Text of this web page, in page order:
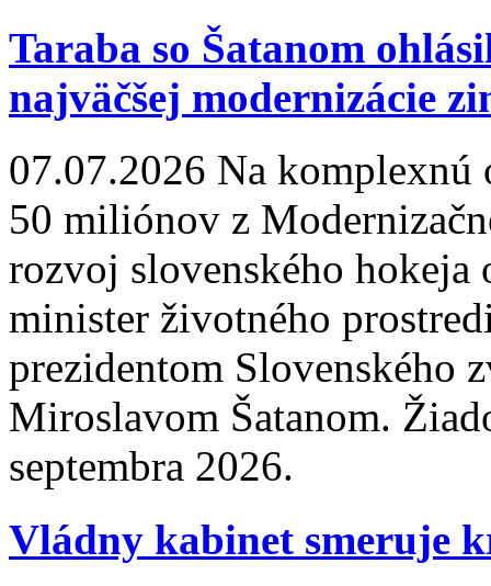
Taraba so Šatanom
najväčšej modernizácie
07.07.2026 Na komplexnú
50 miliónov z
rozvoj slovenského hokeja
minister životného
prezidentom Slovenského
Miroslavom Šatanom.
septembra 2026.
Vládny kabinet smeruje